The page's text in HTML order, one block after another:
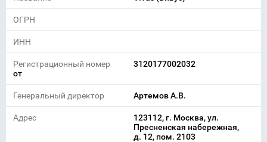
ОГРН
ИНН
Регистрационный номер
3120177002032
от
Генеральный директор Артемов А.В.
Адрес
123112, г. Москва, ул.
Пресненская набережная,
д. 12, пом. 2103